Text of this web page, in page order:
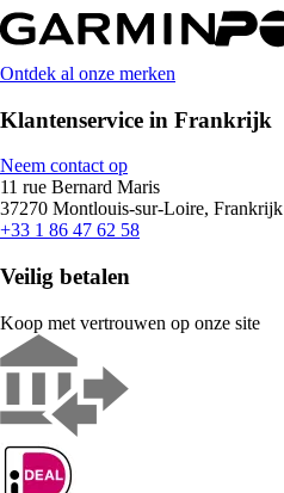
Ontdek al onze merken
Klantenservice in Frankrijk
Neem contact op
11 rue Bernard Maris
37270 Montlouis-sur-Loire, Frankrijk
+33 1 86 47 62 58
Veilig betalen
Koop met vertrouwen op onze site